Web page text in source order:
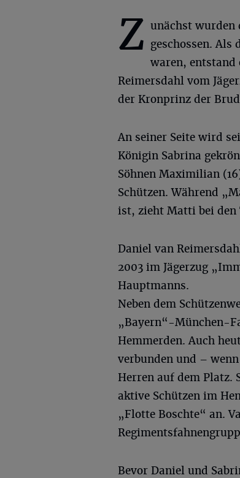
Z unächst wurden
geschossen. Als
waren, entstand
Reimersdahl vom
der Kronprinz der
An seiner Seite wird
Königin Sabrina
Söhnen Maximilian
Schützen. Während
ist, zieht Matti bei
Daniel van
2003 im Jägerzug
Hauptmanns.
Neben dem
„Bayern“-München-
Hemmerden. Auch
verbunden und –
Herren auf dem Platz.
aktive Schützen im
„Flotte Boschte“ an.
Bevor Daniel und